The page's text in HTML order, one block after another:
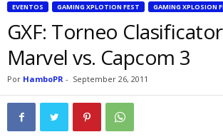
EVENTOS GAMING XPLOTION FEST GAMING XPLOSION
GXF: Torneo
Marvel vs. Capcom 3
Por HamboPR - September 26, 2011